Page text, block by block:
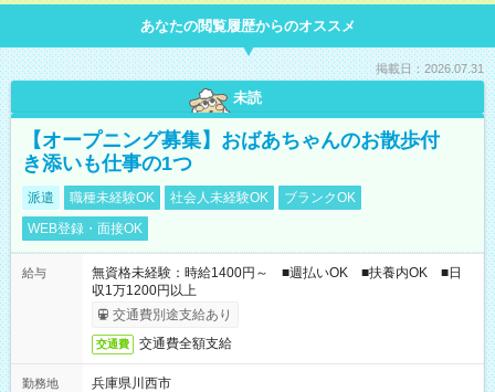
あなたの閲覧履歴からのオススメ
掲載日：2026.07.31
未読
【オープニング募集】おばあちゃんのお散歩付
き添いも仕事の1つ
派遣 職種未経験OK 社会人未経験OK
ブランクOK
WEB登録・面接OK
給与
無資格未経験：時給1400円～ ■週払いOK ■扶養内OK ■日
収1万1200円以上
交通費別途支給あり
交通費 交通費全額支給
勤務地
兵庫県川西市